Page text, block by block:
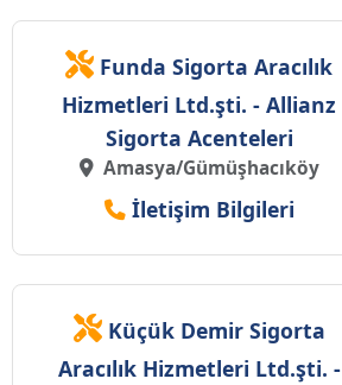
Funda Sigorta Aracılık
Hizmetleri Ltd.şti. - Allianz
Sigorta Acenteleri
Amasya/Gümüşhacıköy
İletişim Bilgileri
Küçük Demir Sigorta
Aracılık Hizmetleri Ltd.şti. -